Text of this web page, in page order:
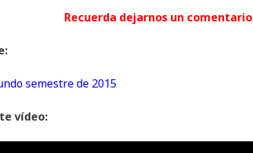
Recuerda dejarnos un comentario
semestre de 2015
vídeo: